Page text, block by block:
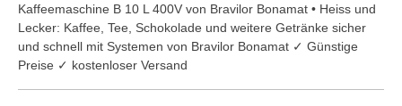
Kaffeemaschine B 10 L 400V von Bravilor Bonamat • Heiss und
Lecker: Kaffee, Tee, Schokolade und weitere Getränke sicher
und schnell mit Systemen von Bravilor Bonamat ✓ Günstige
Preise ✓ kostenloser Versand